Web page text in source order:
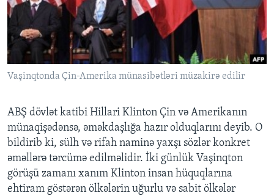
BIZI IZLƏYIN
Vaşinqtonda Çin-Amerika münasibətləri müzakirə edilir
ABŞ dövlət katibi Hillari Klinton Çin və Amerikanın
münaqişədənsə, əməkdaşlığa hazır olduqlarını deyib. O
bildirib ki, sülh və rifah naminə yaxşı sözlər konkret
əməllərə tərcümə edilməlidir. İki günlük Vaşinqton
görüşü zamanı xanım Klinton insan hüquqlarına
ehtiram göstərən ölkələrin uğurlu və sabit ölkələr